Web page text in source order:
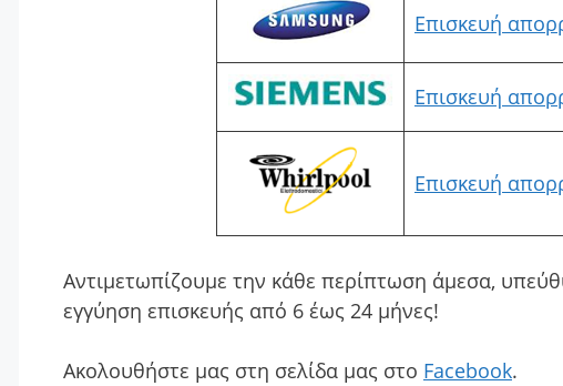
Επισκευή
Επισκευή
Επισκευή
Αντιμετωπίζουμε την κάθε περίπτωση άμεσα,
εγγύηση επισκευής από 6 έως 24 μήνες!
Ακολουθήστε μας στη σελίδα μας στο Facebook.